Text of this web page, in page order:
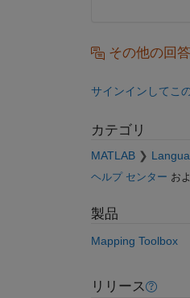
その他の回
サインインしてこ
カテゴリ
MATLAB
ヘルプ センター お
製品
Mapping Toolbox
リリース